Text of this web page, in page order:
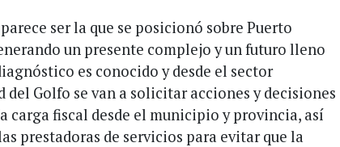
ser la que se posicionó sobre Puerto
un presente complejo y un futuro lleno
es conocido y desde el sector
del Golfo se van a solicitar acciones y decisiones
carga fiscal desde el municipio y provincia, así
prestadoras de servicios para evitar que la